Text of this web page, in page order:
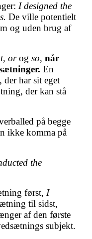
I designed the
De ville potentielt
og uden brug af
, orog so, når
En
har sit eget
der kan stå
på begge
ikke komma på
the
først, I
til sidst,
af den første
subjekt.